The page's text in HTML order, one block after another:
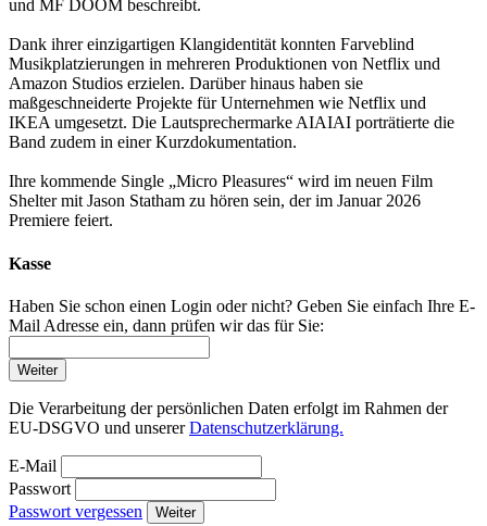
und MF DOOM beschreibt.
Dank ihrer einzigartigen Klangidentität konnten Farveblind
Musikplatzierungen in mehreren Produktionen von Netflix und
Amazon Studios erzielen. Darüber hinaus haben sie
maßgeschneiderte Projekte für Unternehmen wie Netflix und
IKEA umgesetzt. Die Lautsprechermarke AIAIAI porträtierte die
Band zudem in einer Kurzdokumentation.
Ihre kommende Single „Micro Pleasures“ wird im neuen Film
Shelter mit Jason Statham zu hören sein, der im Januar 2026
Premiere feiert.
Kasse
Haben Sie schon einen Login oder nicht? Geben Sie einfach Ihre E-
Mail Adresse ein, dann prüfen wir das für Sie:
Weiter
Die Verarbeitung der persönlichen Daten erfolgt im Rahmen der
EU-DSGVO und unsererDatenschutzerklärung.
E-Mail
Passwort
Passwort vergessen
Weiter